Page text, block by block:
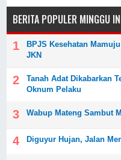
BERITA POPULER MINGGU
BPJS Kesehatan
JKN
Tanah Adat Dikabarkan
Oknum Pelaku
Wabup Mateng Sambut
Diguyur Hujan, Jalan